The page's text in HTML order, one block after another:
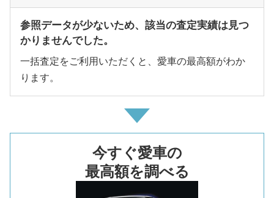
参照データが少ないため、該当の査定実績は見つ
かりませんでした。
一括査定をご利用いただくと、愛車の最高額がわか
ります。
今すぐ愛車の
最高額を調べる